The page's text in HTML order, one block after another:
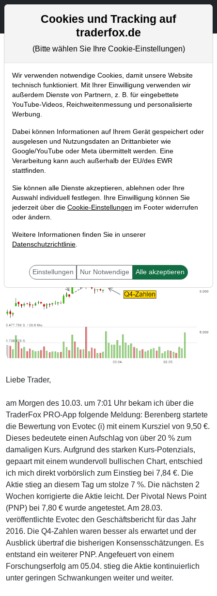
Aktien- und Artikelsuche
Chartanalysen
Home Blog Chartanalysen
Evotec steigt um 8 % nach den
Quartalszahlen – Über 200 %
Performance in den letzten 12
Monaten – Wie weit kann die Aktie
noch laufen?
11.05.2017 um 14:40 Uhr
Liebe Trader,
am Morgen des 10.03. um 7:01 Uhr bekam ich über die
TraderFox PRO-App folgende Meldung: Berenberg startete
die Bewertung von Evotec (i) mit einem Kursziel von 9,50 €.
Dieses bedeutete einen Aufschlag von über 20 % zum
damaligen Kurs. Aufgrund des starken Kurs-Potenzials,
gepaart mit einem wundervoll bullischen Chart, entschied
ich mich direkt vorbörslich zum Einstieg bei 7,84 €. Die
Aktie stieg an diesem Tag um stolze 7 %. Die nächsten 2
Wochen korrigierte die Aktie leicht. Der Pivotal News Point
(PNP) bei 7,80 € wurde angetestet. Am 28.03.
veröffentlichte Evotec den Geschäftsbericht für das Jahr
2016. Die Q4-Zahlen waren besser als erwartet und der
Ausblick übertraf die bisherigen Konsensschätzungen. Es
entstand ein weiterer PNP. Angefeuert von einem
Forschungserfolg am 05.04. stieg die Aktie kontinuierlich
unter geringen Schwankungen weiter und weiter.
Cookies und Tracking auf
traderfox.de
(Bitte wählen Sie Ihre Cookie-Einstellungen)
Wir verwenden notwendige Cookies, damit unsere Website
technisch funktioniert. Mit Ihrer Einwilligung verwenden wir
außerdem Dienste von Partnern, z. B. für eingebettete
YouTube-Videos, Reichweitenmessung und personalisierte
Werbung.
Dabei können Informationen auf Ihrem Gerät gespeichert oder
ausgelesen und Nutzungsdaten an Drittanbieter wie
Google/YouTube oder Meta übermittelt werden. Eine
Verarbeitung kann auch außerhalb der EU/des EWR
stattfinden.
Sie können alle Dienste akzeptieren, ablehnen oder Ihre
Auswahl individuell festlegen. Ihre Einwilligung können Sie
jederzeit über die Cookie-Einstellungen im Footer widerrufen
oder ändern.
Weitere Informationen finden Sie in unserer
Datenschutzrichtlinie.
Einstellungen Nur Notwendige Alle akzeptieren